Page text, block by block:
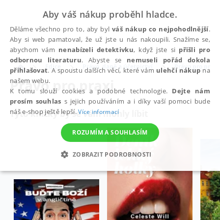
Edice Právo, daně a účetnictví Právo pro praxi
Právo pro praxi
Tyto knížky by se vám mohly líbit
Aby váš nákup proběhl hladce.
Děláme všechno pro to, aby bylváš nákup co nejpohodlnější.
Aby si web pamatoval, že už jste u nás nakoupili. Snažíme se,
abychom vám nenabízeli detektivku, když jste si přišli pro
odbornou literaturu. Abyste se nemuseli pořád dokola
přihlašovat. A spoustu dalších věcí, které vám ulehčí nákup na
našem webu.
K tomu slouží cookies a podobné technologie. Dejte nám
prosím souhlas s jejich používáním a i díky vaší pomoci bude
náš e-shop ještě lepší.Více informací
ROZUMÍM A SOUHLASÍM
ZOBRAZIT PODROBNOSTI
NEZBYTNÉ ANALYTICKÉ MARKETINGOVÉ
FUNKČNÍ NEZAŘAZENÉ SOUBORY